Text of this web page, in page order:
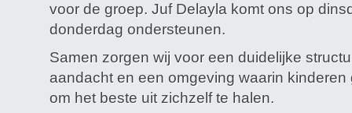
voor de groep. Juf Delayla komt ons op
donderdag ondersteunen.
Samen zorgen wij voor een duidelijke
aandacht en een omgeving waarin
om het beste uit zichzelf te halen.